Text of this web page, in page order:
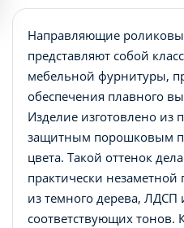
Направляющие
представляют собой
мебельной фурнитуры,
обеспечения плавного
Изделие изготовлено из
защитным порошковым
цвета. Такой оттенок
практически незаметной
из темного дерева,
соответствующих тонов.